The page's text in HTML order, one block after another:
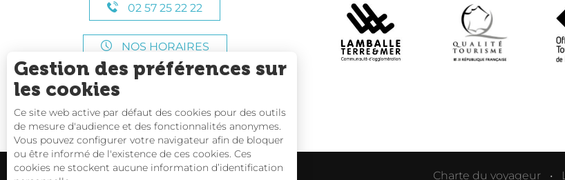
02 57 25 22 22
NOS HORAIRES
Charte du voyageur
Gestion des préférences sur
les cookies
Ce site web active par défaut des cookies pour des outils
de mesure d'audience et des fonctionnalités anonymes.
Vous pouvez configurer votre navigateur afin de bloquer
ou être informé de l'existence de ces cookies. Ces
cookies ne stockent aucune information d’identification